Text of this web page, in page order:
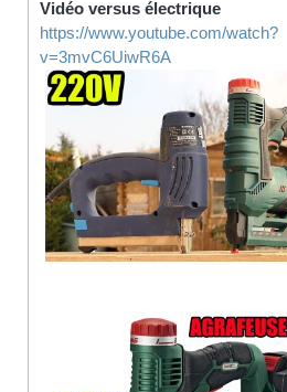
Vidéo versus électrique
https://www.youtube.com/watch?
v=3mvC6UiwR6A